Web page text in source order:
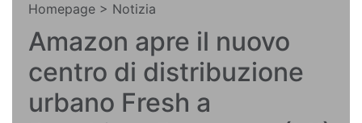
Homepage > Notizia
Amazon apre il nuovo
centro di distribuzione
urbano Fresh a